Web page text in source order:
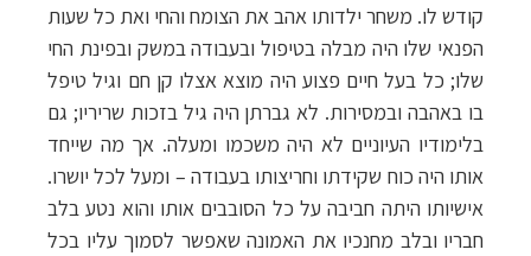
קודש לו. משחר ילדותו אהב את הצומח והחי ואת כל שעות
הפנאי שלו היה מבלה בטיפול ובעבודה במשק ובפינת החי
שלו; כל בעל חיים פצוע היה מוצא אצלו קן חם וגיל טיפל
בו באהבה ובמסירות. לא גברתן היה גיל בזכות שריריו; גם
בלימודיו העיוניים לא היה משכמו ומעלה. אך מה שייחד
אותו היה כוח שקידתו וחריצותו בעבודה – ומעל לכל יושרו.
אישיותו היתה חביבה על כל הסובבים אותו והוא נטע בלב
חבריו ובלב מחנכיו את האמונה שאפשר לסמוך עליו בכל